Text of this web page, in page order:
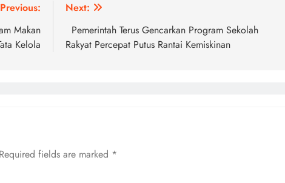
Previous:
Makan
Kelola
Next:
Pemerintah Terus Gencarkan Program Sekolah
Rakyat Percepat Putus Rantai Kemiskinan
Required fields are marked *